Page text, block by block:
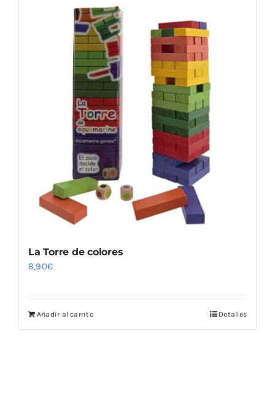
La Torre de colores
8,90€
Añadir al carrito Detalles